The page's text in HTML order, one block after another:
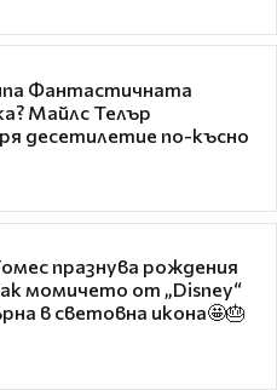
Фантастичната
Майлс Телър
десетилетие по-късно
празнува рождения
момичето от „Disney“
в световна икона🤩🎂